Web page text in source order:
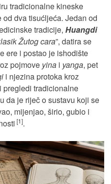
tradicionalne kineske
dva tisućljeća. Jedan od
tradicije, Huangdi
Žutog cara”, datira se
ere i postao je ishodište
pojmove yina i yanga, pet
i njezina protoka kroz
tradicionalne
da je riječ o sustavu koji se
mijenjao, širio, gubio i
[1].